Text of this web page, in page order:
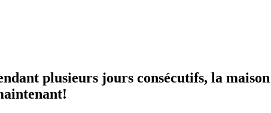
plusieurs jours consécutifs, la